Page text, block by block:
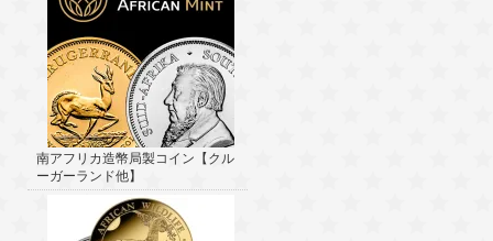
南アフリカ造幣局製コイン【クル
ーガーランド他】